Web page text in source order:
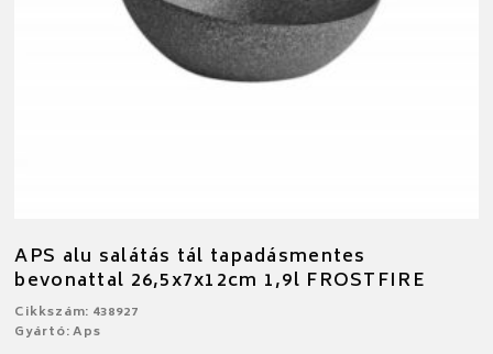
APS alu salátás tál tapadásmentes
bevonattal 26,5x7x12cm 1,9l FROSTFIRE
Cikkszám: 438927
Gyártó: Aps